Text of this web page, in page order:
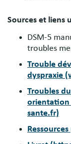
Sources et liens
DSM-5
troubles
Trouble
dyspraxie
Troubles
orientation
sante.fr)